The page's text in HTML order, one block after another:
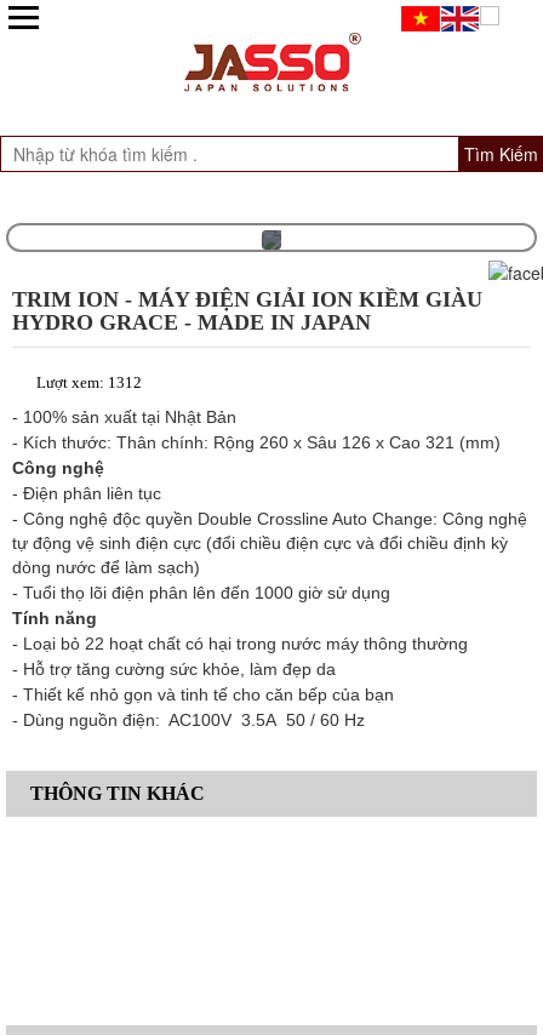
Tìm Kiếm
TRIM ION - MÁY ĐIỆN GIẢI ION KIỀM GIÀU
HYDRO GRACE - MADE IN JAPAN
Lượt xem: 1312
- 100% sản xuất tại Nhật Bản
- Kích thước: Thân chính: Rộng 260 x Sâu 126 x Cao 321 (mm)
Công nghệ
- Điện phân liên tục
- Công nghệ độc quyền Double Crossline Auto Change: Công nghệ
tự động vệ sinh điện cực (đổi chiều điện cực và đổi chiều định kỳ
dòng nước để làm sạch)
- Tuổi thọ lõi điện phân lên đến 1000 giờ sử dụng
Tính năng
- Loại bỏ 22 hoạt chất có hại trong nước máy thông thường
- Hỗ trợ tăng cường sức khỏe, làm đẹp da
- Thiết kế nhỏ gọn và tinh tế cho căn bếp của bạn
- Dùng nguồn điện: AC100V 3.5A 50 / 60 Hz
THÔNG TIN KHÁC